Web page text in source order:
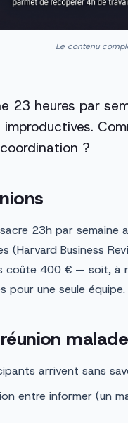
Le contenu
23 heures par
?
23h par semaine
(Harvard Business
400 € — soit, à
pour une seule équipe.
malade
arrivent sans
entre informer (un